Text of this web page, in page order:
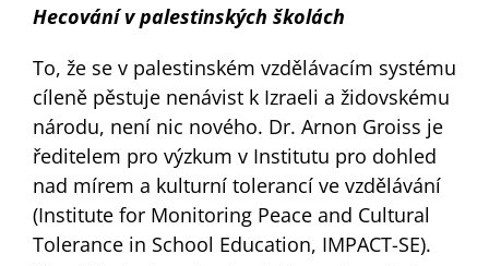
Hecování v palestinských školách
To, že se v palestinském vzdělávacím systému
cíleně pěstuje nenávist k Izraeli a židovskému
národu, není nic nového. Dr. Arnon Groiss je
ředitelem pro výzkum v Institutu pro dohled
nad mírem a kulturní tolerancí ve vzdělávání
(Institute for Monitoring Peace and Cultural
Tolerance in School Education, IMPACT-SE).